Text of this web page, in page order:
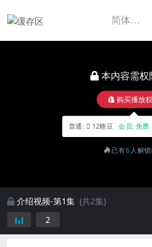
本内容需权
购买播放
普通: 12糖豆 会员:免费
已有6 人解
介绍视频-第1集 (共2集)
2